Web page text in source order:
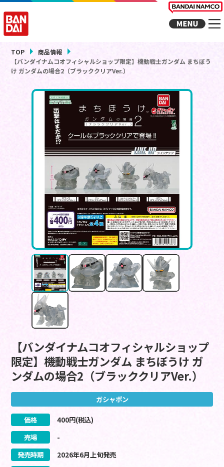
TOP
商品情報
【バンダイナムコオフィシャルショップ限定】機動戦士ガンダム まちぼう
け ガンダムの場合2（ブラッククリアVer.）
【バンダイナムコオフィシャルショップ
限定】機動戦士ガンダム まちぼうけ ガ
ンダムの場合2（ブラッククリアVer.）
ガシャポン
価格 400円(税込)
売場
-
発売時期
2026年6月 上旬発売